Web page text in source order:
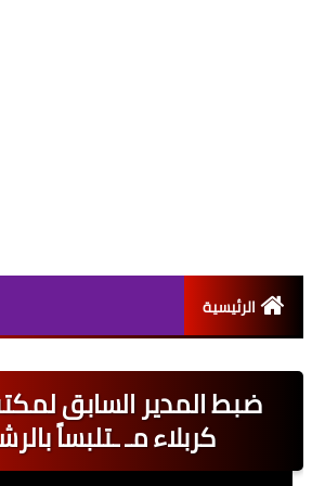
الرئيسية
اخبار
اخبار
ضبط المدير السابق
كربلاء مـ ـتلبساً